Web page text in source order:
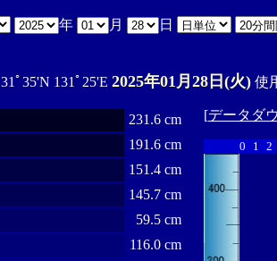
年 月 日
31ﾟ35'N 131ﾟ25'E 2025年01月28日(火) 使
231.6 cm
191.6 cm
151.4 cm
145.7 cm
59.5 cm
116.0 cm
[データダ
0 1 2